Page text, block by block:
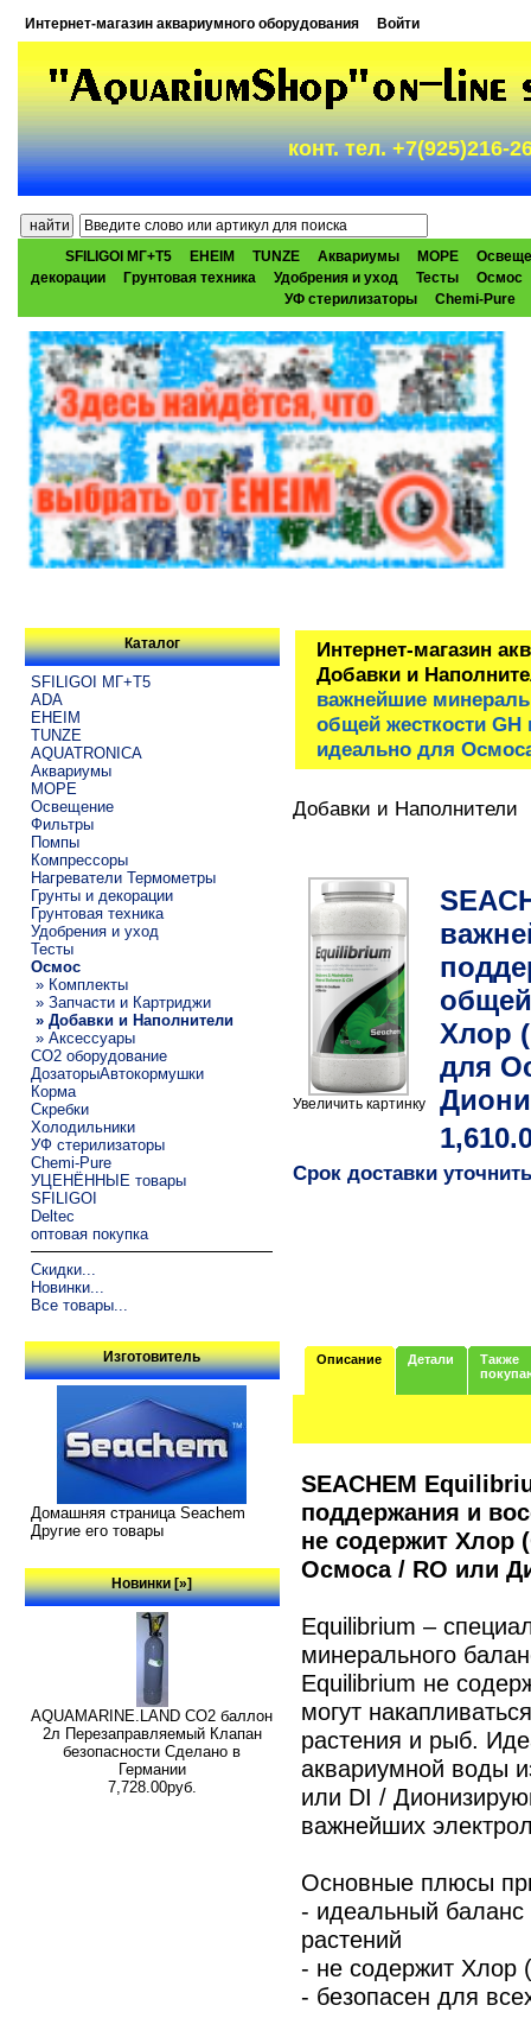
Интернет-магазин аквариумного оборудования Войти
конт. тел. +7(925)216-
SFILIGOI МГ+Т5 EHEIM TUNZE Аквариумы МОРЕ
декорации
Грунтовая техника Удобрения и уход Тесты
Осмос
УФ стерилизаторы
Chemi-Pure
Каталог
SFILIGOI МГ+Т5
ADA
EHEIM
TUNZE
AQUATRONICA
Аквариумы
МОРЕ
Освещение
Фильтры
Помпы
Компрессоры
Нагреватели Термометры
Грунты и декорации
Грунтовая техника
Удобрения и уход
Тесты
Осмос
» Комплекты
» Запчасти и Картриджи
» Добавки и Наполнители
» Аксессуары
CO2 оборудование
ДозаторыАвтокормушки
Корма
Скребки
Холодильники
УФ стерилизаторы
Chemi-Pure
УЦЕНЁННЫЕ товары
SFILIGOI
Deltec
оптовая покупка
Скидки...
Новинки...
Все товары...
Изготовитель
Домашняя страница Seachem
Другие его товары
Новинки [»]
AQUAMARINE.LAND CO2 баллон
2л Перезаправляемый Клапан
безопасности Сделано в
Германии
7,728.00руб.
Интернет-магазин
Добавки и
важнейшие
общей жесткости
идеально для
Добавки и Наполнители
Увеличить картинку
Хлор
для
Срок доставки уточнить
Описание Детали
Также
SEACHEM
поддержания и
не содержит Хлор
Осмоса / RO или
Equilibrium –
минерального
Equilibrium не
могут
растения и рыб.
аквариумной воды
или DI /
важнейших
Основные плюсы
- идеальный
растений
- не содержит Хлор
- безопасен для